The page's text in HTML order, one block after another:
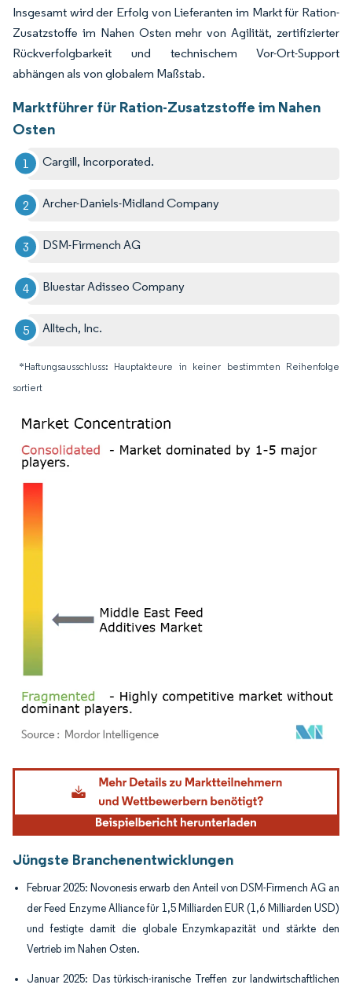
Insgesamt wird der Erfolg von Lieferanten im Markt für Ration-
Zusatzstoffe im Nahen Osten mehr von Agilität, zertifizierter
Rückverfolgbarkeit und technischem Vor-Ort-Support
abhängen als von globalem Maßstab.
Marktführer für Ration-Zusatzstoffe im Nahen
Osten
Cargill, Incorporated.
Archer-Daniels-Midland Company
DSM-Firmench AG
Bluestar Adisseo Company
Alltech, Inc.
*Haftungsausschluss: Hauptakteure in keiner bestimmten Reihenfolge
sortiert
Bild © Mordor Intelligence. Wiederverwendung erfordert Namensnennung gemäß
Jüngste Branchenentwicklungen
Februar 2025: Novonesis erwarb den Anteil von DSM-Firmench AG an
der Feed Enzyme Alliance für 1,5 Milliarden EUR (1,6 Milliarden USD)
und festigte damit die globale Enzymkapazität und stärkte den
Vertrieb im Nahen Osten.
Januar 2025: Das türkisch-iranische Treffen zur landwirtschaftlichen